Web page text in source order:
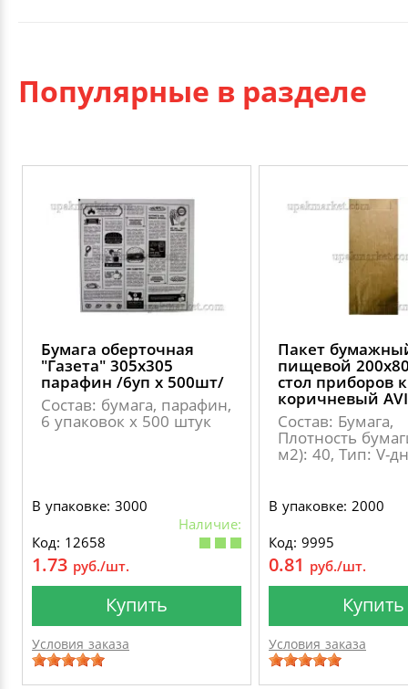
Популярные в разделе
Бумага оберточная
"Газета" 305х305
парафин /6уп х 500шт/
Состав: бумага, парафин,
6 упаковок x 500 штук
В упаковке: 3000
Наличие:
Код: 12658
1.73 руб./шт.
Купить
Условия заказа
Пакет
пищевой
стол приборов
коричневый
Состав: Бумага,
Плотность
м2): 40, Тип: V-
В упаковке: 2000
Код: 9995
0.81 руб./шт.
Купить
Условия заказа